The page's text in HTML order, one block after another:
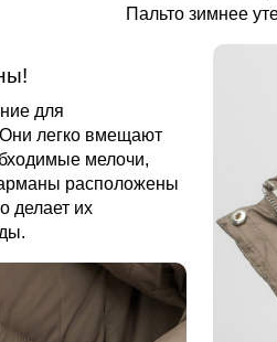
Пальто зимнее
для
легко вмещают
мелочи,
расположены
делает их